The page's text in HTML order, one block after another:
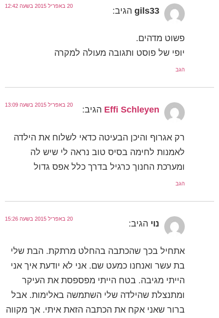
gils33 הגיב:
פשוט מדהים.
יופי של פוסט ותגובה מעולה למקרה
Effi Schleyen הגיב:
רק אגרוף והיכן הבעיטה כדאי לשלוח את הילדה
לאמנות לחימה בסיס טוב נראה לי שיש לה
ומערכת החנוך כרגיל בדרך כלל אפס גדול
נוי הגיב:
אתחיל בכך שהכתבה בהחלט מרתקת. הבת שלי
בת עשר ואנחנו כמעט שם. אני לא יודעת איך אני
הייתי מגיבה. בטח הייתי מפספסת את העיקר
ומתנצלת שהילדה שלי השתמשה באלימות. אבל
ברור שאני אקח את הכתבה הזאת איתי. אך מקווה